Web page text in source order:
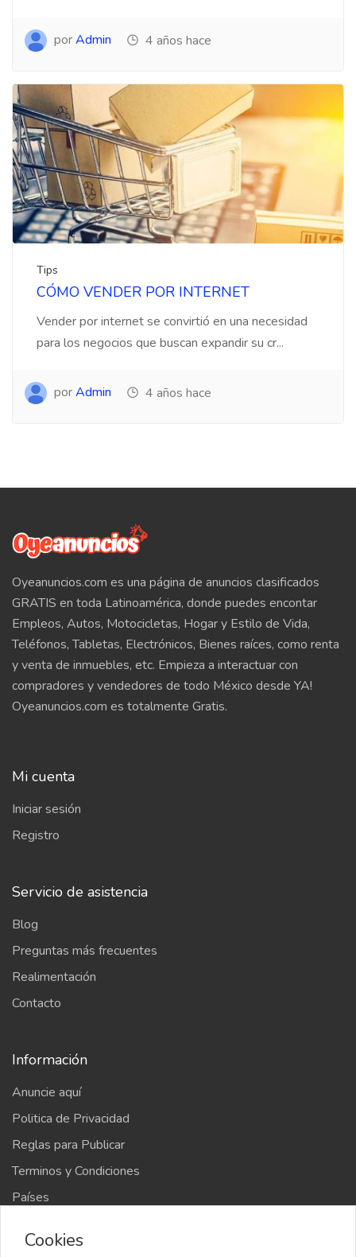
porAdmin 4 años hace
Tips
CÓMO VENDER POR INTERNET
Vender por internet se convirtió en una necesidad
para los negocios que buscan expandir su cr...
porAdmin 4 años hace
Oyeanuncios.com es una página de anuncios clasificados
GRATIS en toda Latinoamérica, donde puedes encontar
Empleos, Autos, Motocicletas, Hogar y Estilo de Vida,
Teléfonos, Tabletas, Electrónicos, Bienes raíces, como renta
y venta de inmuebles, etc. Empieza a interactuar con
compradores y vendedores de todo México desde YA!
Oyeanuncios.com es totalmente Gratis.
Mi cuenta
Iniciar sesión
Registro
Servicio de asistencia
Blog
Preguntas más frecuentes
Realimentación
Contacto
Información
Anuncie aquí
Politica de Privacidad
Reglas para Publicar
Terminos y Condiciones
Países
Cookies